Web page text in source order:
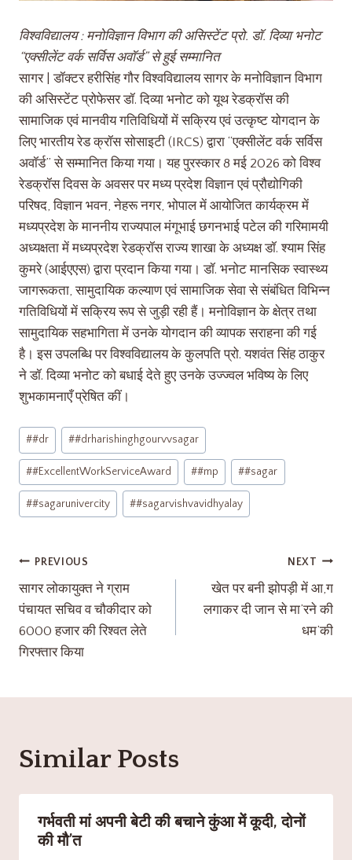
विश्वविद्यालय : मनोविज्ञान विभाग की असिस्टेंट प्रो. डॉ. दिव्या भनोट
“एक्सीलेंट वर्क सर्विस अवॉर्ड” से हुई सम्मानित
सागर | डॉक्टर हरीसिंह गौर विश्वविद्यालय सागर के मनोविज्ञान विभाग
की असिस्टेंट प्रोफेसर डॉ. दिव्या भनोट को यूथ रेडक्रॉस की
सामाजिक एवं मानवीय गतिविधियों में सक्रिय एवं उत्कृष्ट योगदान के
लिए भारतीय रेड क्रॉस सोसाइटी (IRCS) द्वारा “एक्सीलेंट वर्क सर्विस
अवॉर्ड” से सम्मानित किया गया। यह पुरस्कार 8 मई 2026 को विश्व
रेडक्रॉस दिवस के अवसर पर मध्य प्रदेश विज्ञान एवं प्रौद्योगिकी
परिषद, विज्ञान भवन, नेहरू नगर, भोपाल में आयोजित कार्यक्रम में
मध्यप्रदेश के माननीय राज्यपाल मंगूभाई छगनभाई पटेल की गरिमामयी
अध्यक्षता में मध्यप्रदेश रेडक्रॉस राज्य शाखा के अध्यक्ष डॉ. श्याम सिंह
कुमरे (आईएएस) द्वारा प्रदान किया गया। डॉ. भनोट मानसिक स्वास्थ्य
जागरूकता, सामुदायिक कल्याण एवं सामाजिक सेवा से संबंधित विभिन्न
गतिविधियों में सक्रिय रूप से जुड़ी रही हैं। मनोविज्ञान के क्षेत्र तथा
सामुदायिक सहभागिता में उनके योगदान की व्यापक सराहना की गई
है। इस उपलब्धि पर विश्वविद्यालय के कुलपति प्रो. यशवंत सिंह ठाकुर
ने डॉ. दिव्या भनोट को बधाई देते हुए उनके उज्ज्वल भविष्य के लिए
शुभकामनाएँ प्रेषित कीं।
##dr ##drharishinghgourvvsagar
##ExcellentWorkServiceAward ##mp ##sagar
##sagarunivercity ##sagarvishvavidhyalay
PREVIOUS
सागर लोकायुक्त ने ग्राम
पंचायत सचिव व चौकीदार को
6000 हजार की रिश्वत लेते
गिरफ्तार किया
NEXT
खेत पर बनी झोपड़ी में आ,ग
लगाकर दी जान से मा’रने की
धम’की
Similar Posts
गर्भवती मां अपनी बेटी की बचाने कुंआ में कूदी, दोनों
की मौ’त